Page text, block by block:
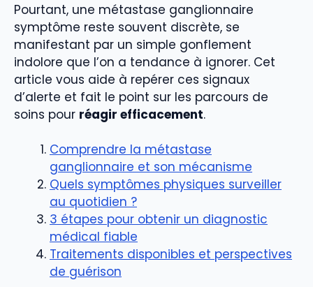
Pourtant, une métastase ganglionnaire
symptôme reste souvent discrète, se
manifestant par un simple gonflement
indolore que l’on a tendance à ignorer. Cet
article vous aide à repérer ces signaux
d’alerte et fait le point sur les parcours de
soins pour réagir efficacement.
Comprendre la métastase
ganglionnaire et son mécanisme
Quels symptômes physiques surveiller
au quotidien ?
3 étapes pour obtenir un diagnostic
médical fiable
Traitements disponibles et perspectives
de guérison